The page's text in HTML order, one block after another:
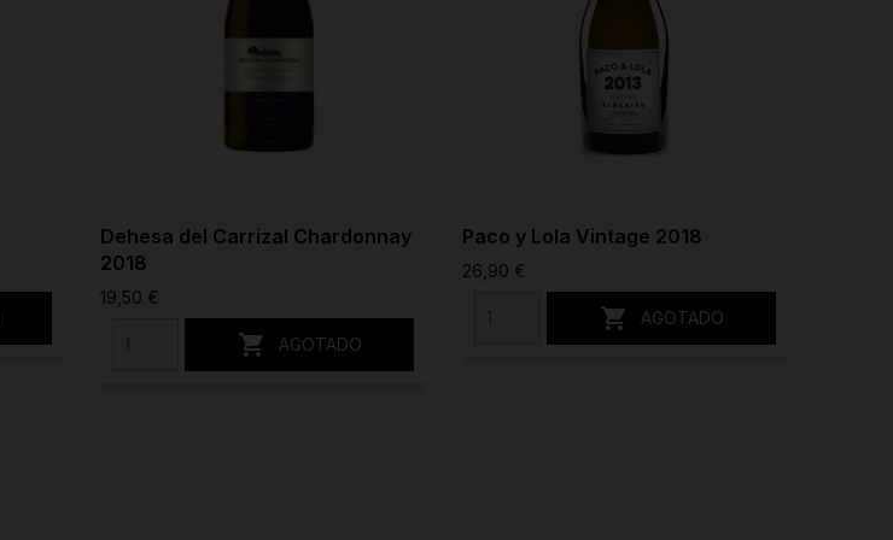
Dehesa del Carrizal Chardonnay
2018
19,50 €
 AGOTADO
Paco y Lola Vintage 2018
26,90 €
 AGOTADO